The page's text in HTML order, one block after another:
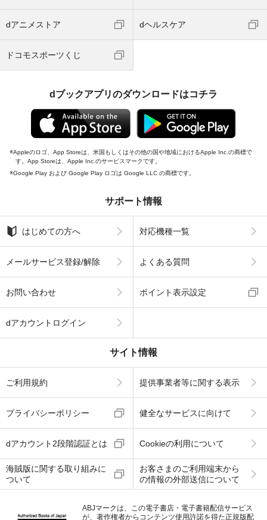
dアニメストア dヘルスケア
ドコモスポーツくじ
dブックアプリのダウンロードはコチラ
Appleのロゴ、App Storeは、米国もしくはその他の国や地域におけるApple Inc.の商標で
す。App Storeは、Apple Inc.のサービスマークです。
Google Play および Google Play ロゴは Google LLC の商標です。
サポート情報
はじめての方へ 対応機種一覧
メールサービス登録/解除 よくある質問
お問い合わせ ポイント表示設定
dアカウントログイン
サイト情報
ご利用規約 提供事業者等に関する表示
プライバシーポリシー 健全なサービスに向けて
dアカウント2段階認証とは Cookieの利用について
海賊版に関する取り組みに
ついて
お客さまのご利用端末から
の情報の外部送信について
ABJマークは、この電子書店・電子書籍配信サービス
が、著作権者からコンテンツ使用許諾を得た正規版配